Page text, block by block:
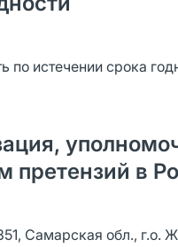
по истечении срока
претензий в
Самарская обл., г.о.